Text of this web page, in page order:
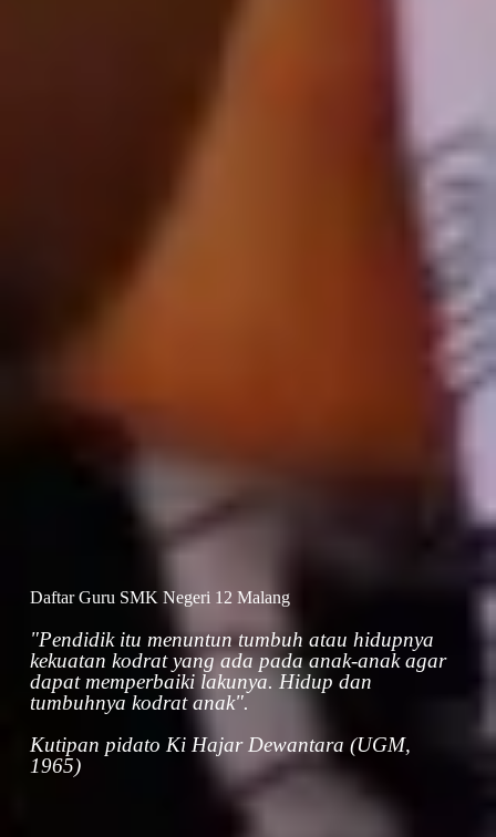
Daftar Guru SMK Negeri 12 Malang
"Pendidik itu menuntun tumbuh atau hidupnya
kekuatan kodrat yang ada pada anak-anak agar
dapat memperbaiki lakunya. Hidup dan
tumbuhnya kodrat anak".
Kutipan pidato Ki Hajar Dewantara (UGM,
1965)